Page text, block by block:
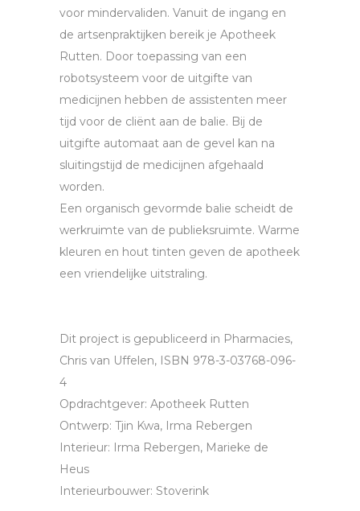
voor mindervaliden. Vanuit de ingang en
de artsenpraktijken bereik je Apotheek
Rutten. Door toepassing van een
robotsysteem voor de uitgifte van
medicijnen hebben de assistenten meer
tijd voor de cliënt aan de balie. Bij de
uitgifte automaat aan de gevel kan na
sluitingstijd de medicijnen afgehaald
worden.
Een organisch gevormde balie scheidt de
werkruimte van de publieksruimte. Warme
kleuren en hout tinten geven de apotheek
een vriendelijke uitstraling.
Dit project is gepubliceerd in Pharmacies,
Chris van Uffelen, ISBN 978-3-03768-096-
4
Opdrachtgever: Apotheek Rutten
Ontwerp: Tjin Kwa, Irma Rebergen
Interieur: Irma Rebergen, Marieke de
Heus
Interieurbouwer: Stoverink